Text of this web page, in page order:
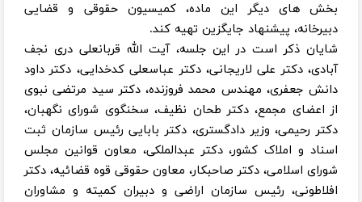
بخش های دیگر این ماده، کمیسیون حقوقی و قضایی
دبیرخانه، پیشنهاد جایگزین تهیه کند.
شایان ذکر است در این جلسه، آیت الله قربانعلی دری نجف
آبادی، دکتر علی لاریجانی، دکتر عباسعلی کدخدایی، دکتر داود
دانش جعفری، مهندس محمد فروزنده، دکتر سید مرتضی نبوی
از اعضای مجمع، دکتر طحان نظیف، سخنگوی شورای نگهبان،
دکتر رحیمی، وزیر دادگستری، دکتر بابایی رئیس سازمان ثبت
اسناد و املاک کشور، دکتر عبدالملکی، معاون قوانین مجلس
شورای اسلامی، دکتر صاحبکار، معاون حقوقی قوه قضائیه، دکتر
افلاطونی، رئیس سازمان اراضی و دبیران کمیته و مشاوران